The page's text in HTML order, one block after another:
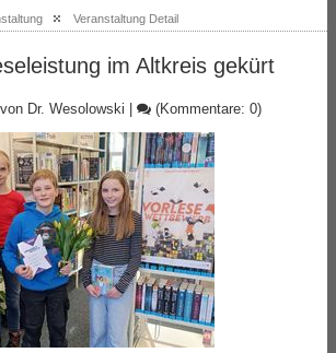
Veranstaltung Detail
im Altkreis gekürt
Dr. Wesolowski | (Kommentare: 0)